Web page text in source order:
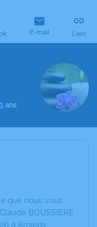
E-mail Lien
ans
que nous vous
BOUSSIERE
à Amiens.